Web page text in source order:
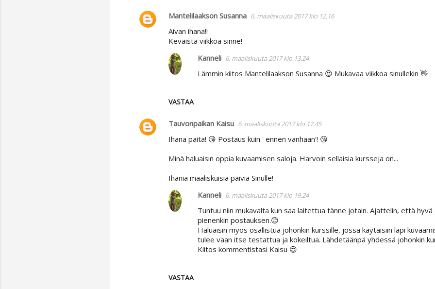
K
t
Mantelilaakson Susanna 6. maaliskuuta 2017 klo 12.16
Aivan ihana!!
Keväistä viikkoa sinne!
VASTAA
Kanneli 6. maaliskuuta 2017 klo 13.24
Lämmin kiitos Mantelilaakson Susanna 😍 Mukavaa viikkoa sinullekin 👋
Tauvonpaikan Kaisu 6. maaliskuuta 2017 klo 17.45
Ihana paita! 😘 Postaus kuin ' ennen vanhaan'! 😘
Minä haluaisin oppia kuvaamisen saloja. Harvoin sellaisia kursseja on...
Ihania maaliskuisia päiviä Sinulle!
VASTAA
Kanneli 6. maaliskuuta 2017 klo 19.24
Tuntuu niin mukavalta kun saa laitettua tänne jotain. Ajattelin, että
pienenkin postauksen.😊
Haluaisin myös osallistua johonkin kurssille, jossa käytäisiin läpi
tulee vaan itse testattua ja kokeiltua. Lähdetäänpä yhdessä johonkin
Kiitos kommentistasi Kaisu 😍